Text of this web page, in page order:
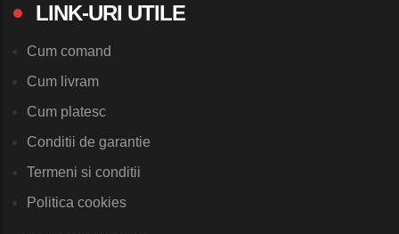
LINK-URI UTILE
Cum comand
Cum livram
Cum platesc
Conditii de garantie
Termeni si conditii
Politica cookies